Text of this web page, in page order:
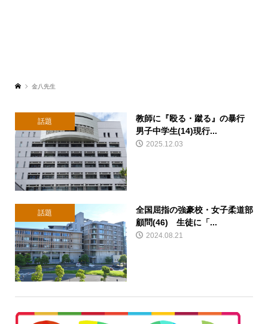
金八先生
話題
教師に『殴る・蹴る』の暴行
男子中学生(14)現行...
2025.12.03
話題
全国屈指の強豪校・女子柔道部
顧問(46) 生徒に「...
2024.08.21